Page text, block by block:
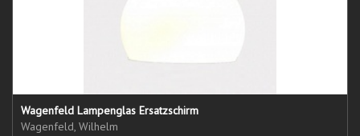
Wagenfeld Lampenglas Ersatzschirm
Wagenfeld, Wilhelm